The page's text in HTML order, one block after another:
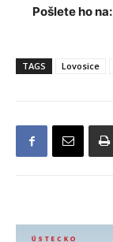
Pošlete ho na:
TAGS Lovosice